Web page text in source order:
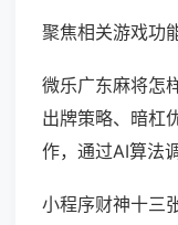
聚焦相关游戏功
微乐广东麻将怎
出牌策略、暗杠
作，通过AI算法
小程序财神十三